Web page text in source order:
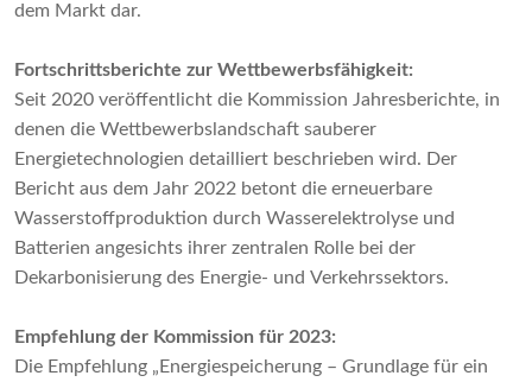
dem Markt dar.
Fortschrittsberichte zur Wettbewerbsfähigkeit:
Seit 2020 veröffentlicht die Kommission Jahresberichte, in
denen die Wettbewerbslandschaft sauberer
Energietechnologien detailliert beschrieben wird. Der
Bericht aus dem Jahr 2022 betont die erneuerbare
Wasserstoffproduktion durch Wasserelektrolyse und
Batterien angesichts ihrer zentralen Rolle bei der
Dekarbonisierung des Energie- und Verkehrssektors.
Empfehlung der Kommission für 2023:
Die Empfehlung „Energiespeicherung – Grundlage für ein